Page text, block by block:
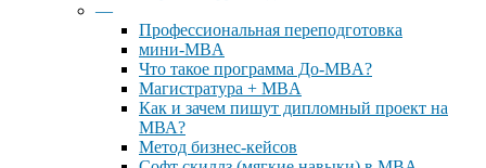
—
Профессиональная переподготовка
мини-MBA
Что такое программа До-MBA?
Магистратура + MBA
Как и зачем пишут дипломный проект на
МВА?
Метод бизнес-кейсов